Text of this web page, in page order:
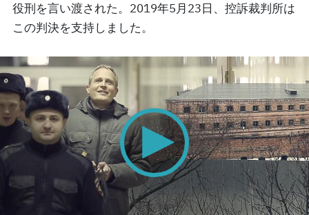
役刑を言い渡された。2019年5月23日、控訴裁判所は
この判決を支持しました。